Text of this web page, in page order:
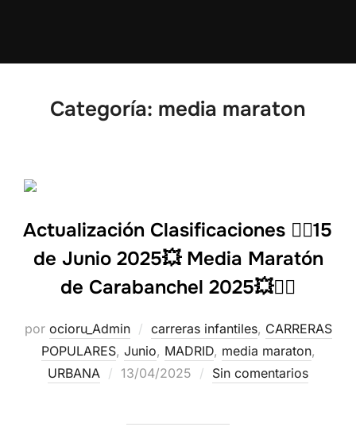
Categoría: media maraton
Actualización Clasificaciones 🏃‍♂️15
de Junio 2025💥 Media Maratón
de Carabanchel 2025💥🏃‍♀️
por ocioru_Admin carreras infantiles, CARRERAS
POPULARES, Junio, MADRID, media maraton,
URBANA
13/04/2025 Sin comentarios